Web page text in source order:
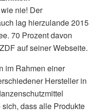
nie! Der
lag hierzulande 2015
70 Prozent davon
auf seiner Webseite.
im Rahmen einer
Hersteller in
dass alle Produkte